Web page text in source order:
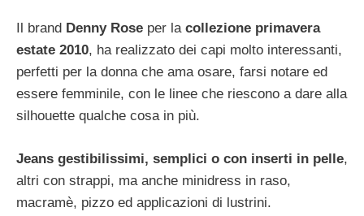
Il brand Denny Rose per la collezione primavera
estate 2010, ha realizzato dei capi molto interessanti,
perfetti per la donna che ama osare, farsi notare ed
essere femminile, con le linee che riescono a dare alla
silhouette qualche cosa in più.
Jeans gestibilissimi, semplici o con inserti in pelle,
altri con strappi, ma anche minidress in raso,
macramè, pizzo ed applicazioni di lustrini.